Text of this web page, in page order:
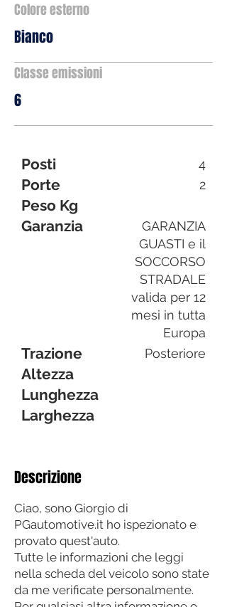
Colore esterno
Bianco
Classe emissioni
6
Posti 4
Porte 2
Peso Kg
Garanzia
GARANZIA
GUASTI e il
SOCCORSO
STRADALE
valida per 12
mesi in tutta
Europa
Trazione Posteriore
Altezza
Lunghezza
Larghezza
Descrizione
Ciao, sono Giorgio di
PGautomotive.it ho ispezionato e
provato quest'auto.
Tutte le informazioni che leggi
nella scheda del veicolo sono state
da me verificate personalmente.